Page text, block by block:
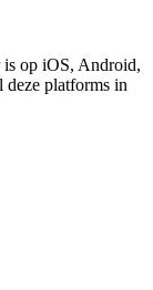
is op iOS, Android,
platforms in